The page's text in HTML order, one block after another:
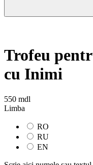
Trofeu
cu Inimi
550 mdl
Limba
RO
RU
EN